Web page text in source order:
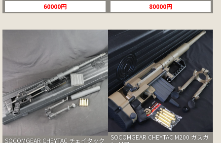
60000円
80000円
SOCOMGEAR CHEYTAC チェイタック
SOCOMGEAR CHEYTAC M200 ガスガ